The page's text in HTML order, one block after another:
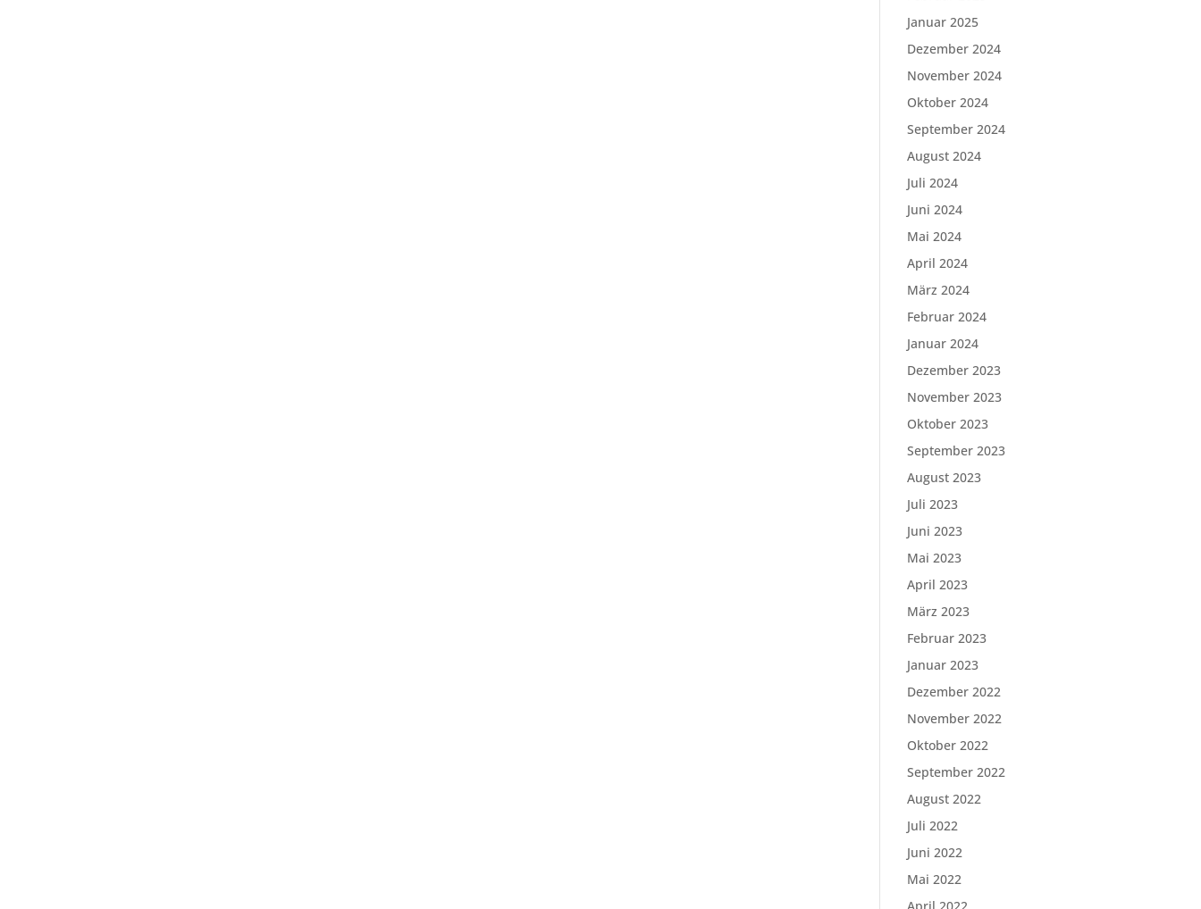
Januar 2025
Dezember 2024
November 2024
Oktober 2024
September 2024
August 2024
Juli 2024
Juni 2024
Mai 2024
April 2024
März 2024
Februar 2024
Januar 2024
Dezember 2023
November 2023
Oktober 2023
September 2023
August 2023
Juli 2023
Juni 2023
Mai 2023
April 2023
März 2023
Februar 2023
Januar 2023
Dezember 2022
November 2022
Oktober 2022
September 2022
August 2022
Juli 2022
Juni 2022
Mai 2022